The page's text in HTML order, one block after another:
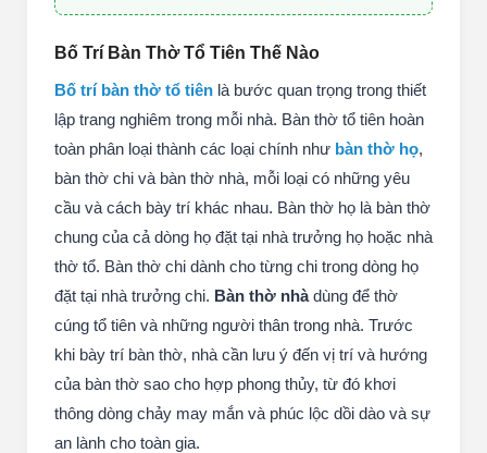
Bố Trí Bàn Thờ Tổ Tiên Thế Nào
Bố trí bàn thờ tổ tiên là bước quan trọng trong thiết
lập trang nghiêm trong mỗi nhà. Bàn thờ tổ tiên hoàn
toàn phân loại thành các loại chính như bàn thờ họ,
bàn thờ chi và bàn thờ nhà, mỗi loại có những yêu
cầu và cách bày trí khác nhau. Bàn thờ họ là bàn thờ
chung của cả dòng họ đặt tại nhà trưởng họ hoặc nhà
thờ tổ. Bàn thờ chi dành cho từng chi trong dòng họ
đặt tại nhà trưởng chi. Bàn thờ nhàdùng để thờ
cúng tổ tiên và những người thân trong nhà. Trước
khi bày trí bàn thờ, nhà cần lưu ý đến vị trí và hướng
của bàn thờ sao cho hợp phong thủy, từ đó khơi
thông dòng chảy may mắn và phúc lộc dồi dào và sự
an lành cho toàn gia.